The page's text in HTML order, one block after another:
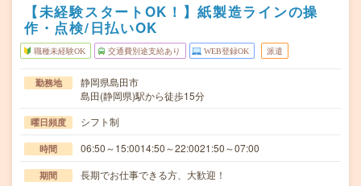
【未経験スタートOK！】紙製造ラインの操
作・点検/日払いOK
職種未経験OK 交通費別途支給あり WEB登録OK 派遣
勤務地
静岡県島田市
島田(静岡県)駅から徒歩15分
曜日頻度 シフト制
時間 06:50～15:0014:50～22:0021:50～07:00
期間 長期でお仕事できる方、大歓迎！